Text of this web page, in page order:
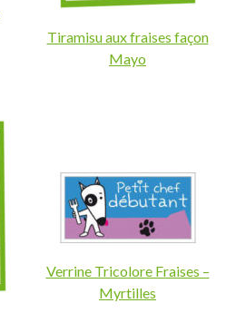
Tiramisu aux fraises façon
Mayo
Verrine Tricolore Fraises –
Myrtilles